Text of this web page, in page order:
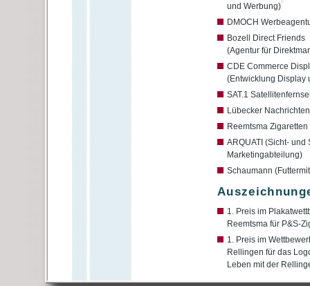
und Werbung)
DMOCH
Bozell Direct Friends
(Agentur für
CDE Commerce
(Entwicklung Display
SAT.1
Lübecker
Reemtsma
ARQUATI (Sicht- und
Marketingabteilung)
Schaumann
1. Preis im
Reemtsma für P&S-
1. Preis im
Rellingen für das
Leben mit der